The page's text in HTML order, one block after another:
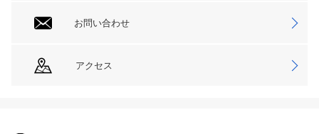
お問い合わせ
アクセス